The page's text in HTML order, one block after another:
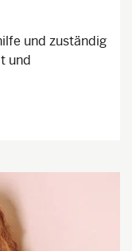
und zuständig
und